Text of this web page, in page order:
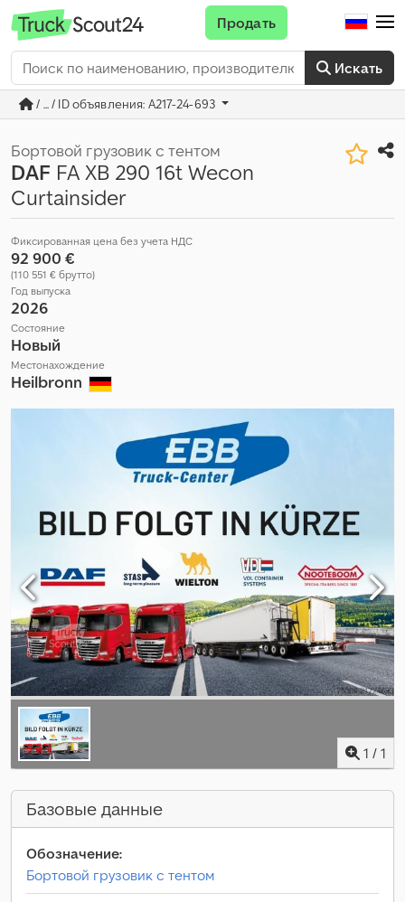
Искать
Продать
/ ... / ID объявления: A217-24-693
Бортовой грузовик с тентом
DAF FA XB 290 16t Wecon
Curtainsider
Фиксированная цена без учета НДС
92 900 €
(110 551 € брутто)
Год выпуска
2026
Состояние
Новый
Местонахождение
Heilbronn
1 / 1
Базовые данные
Обозначение:
Бортовой грузовик с тентом